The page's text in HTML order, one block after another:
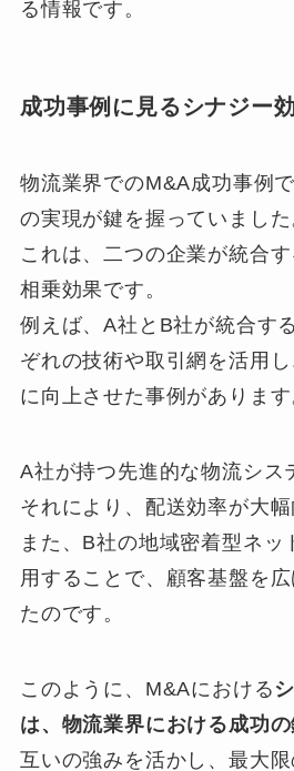
る情報です。
成功事例に見るシナジー
物流業界でのM&A成功事例
の実現が鍵を握っていました
これは、二つの企業が統合
相乗効果です。
例えば、A社とB社が統合す
ぞれの技術や取引網を活用
に向上させた事例があります
A社が持つ先進的な物流シス
それにより、配送効率が大幅
また、B社の地域密着型ネッ
用することで、顧客基盤を
たのです。
このように、M&Aにおける
は、物流業界における成功の
互いの強みを活かし、最大